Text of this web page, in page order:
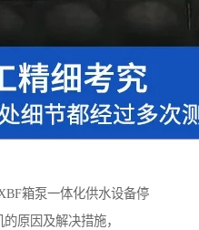
箱泵一体化供水设备停
原因及解决措施，